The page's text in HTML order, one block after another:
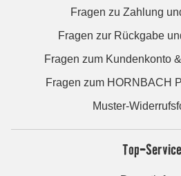
Fragen zu Zahlung
Fragen zur Rückgabe
Fragen zum Kundenkonto
Fragen zum HORNBACH
Muster-
Top-